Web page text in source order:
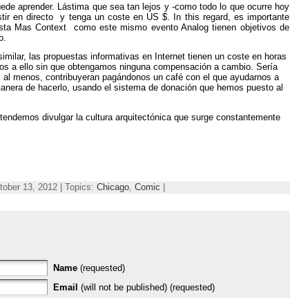
aprender. Lástima que sea tan lejos y -como todo lo que ocurre hoy
en directo y tenga un coste en US $. In this regard, es importante
Mas Context como este mismo evento Analog tienen objetivos de
, las propuestas informativas en Internet tienen un coste en horas
a ello sin que obtengamos ninguna compensación a cambio. Sería
al menos, contribuyeran pagándonos un café con el que ayudarnos a
de hacerlo, usando el sistema de donación que hemos puesto al
divulgar la cultura arquitectónica que surge constantemente
13, 2012 | Topics: Chicago Comic
Name (requested)
Email (will not be published) (requested)